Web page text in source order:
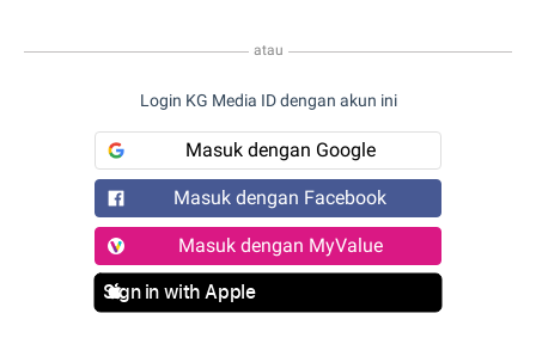
atau
Login KG Media ID dengan akun ini
Masuk dengan Google
Masuk dengan Facebook
Masuk dengan MyValue
Sign in with Apple